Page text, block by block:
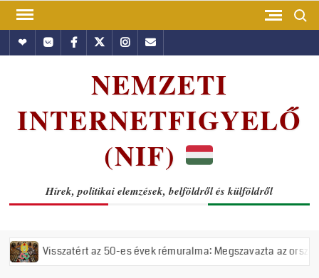
Skip
contentHundubVkontakte
Facebook
TwitterInstagram
Email
NEMZETI
INTERNETFIGYELŐ
(NIF)
Hírek, politikai elemzések, belföldről és külföldről
az 50-es évek rémuralma: Megszavazta az országgyűlés a